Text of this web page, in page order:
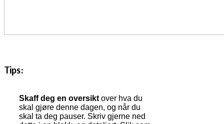
Tips:
Skaff deg en oversikt over hva du
skal gjøre denne dagen, og når du
skal ta deg pauser. Skriv gjerne ned